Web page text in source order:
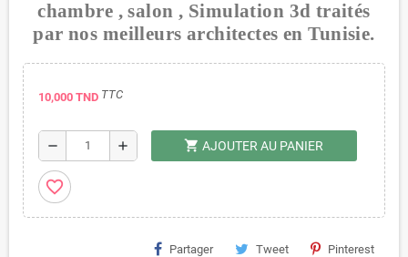
chambre , salon , Simulation 3d traités
par nos meilleurs architectes en Tunisie.
10,000 TND TTC
remove add shopping_cart AJOUTER AU PANIER
favorite_border
Partager Tweet Pinterest